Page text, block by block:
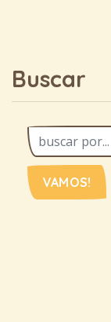
Buscar
VAMOS!